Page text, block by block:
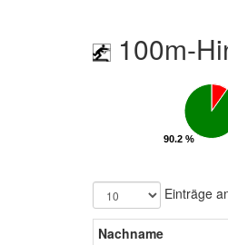
100m-
90.2 %
90.2 %
Einträge
Nachname